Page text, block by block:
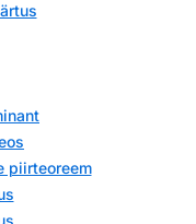
piirteoreem